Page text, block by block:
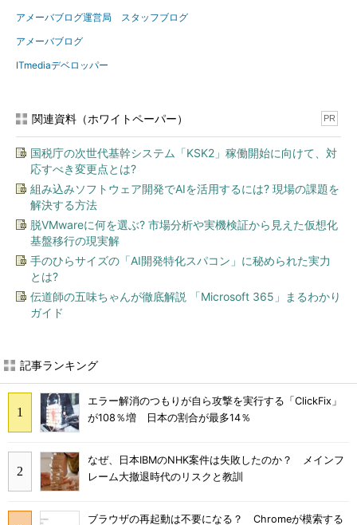
アメーバブログ運営局 スタッフブログ
アメーバブログ
ITmediaデベロッパー
関連資料（ホワイトペーパー） PR
国税庁の次世代基幹システム「KSK2」稼働開始に向けて、対
応すべき変更点とは?
組み込みソフトウェア開発でAIを活用するには? 現場の課題を
解決する方法
脱VMwareに何を選ぶ? 市場分析や実機検証から見えた仮想化
基盤移行の現実解
手のひらサイズの「AI開発特化スパコン」に秘められた実力
とは?
伝道師の五味ちゃんが徹底解説 「Microsoft 365」まるわかり
ガイド
記事ランキング
エラー解消のつもりが自ら攻撃を実行する「ClickFix」
が108％増 日本の割合が最多14％
なぜ、日本IBMのNHK案件は失敗したのか？ メインフ
レーム大撤退時代のリスクと教訓
ブラウザの再起動は不要になる？ Chromeが模索する